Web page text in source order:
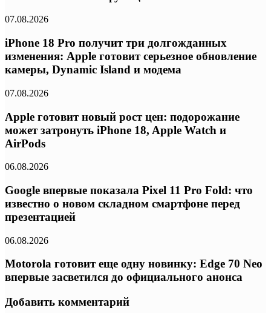
07.08.2026
iPhone 18 Pro получит три долгожданных
изменения: Apple готовит серьезное обновление
камеры, Dynamic Island и модема
07.08.2026
Apple готовит новый рост цен: подорожание
может затронуть iPhone 18, Apple Watch и
AirPods
06.08.2026
Google впервые показала Pixel 11 Pro Fold: что
известно о новом складном смартфоне перед
презентацией
06.08.2026
Motorola готовит еще одну новинку: Edge 70 Neo
впервые засветился до официального анонса
Добавить комментарий